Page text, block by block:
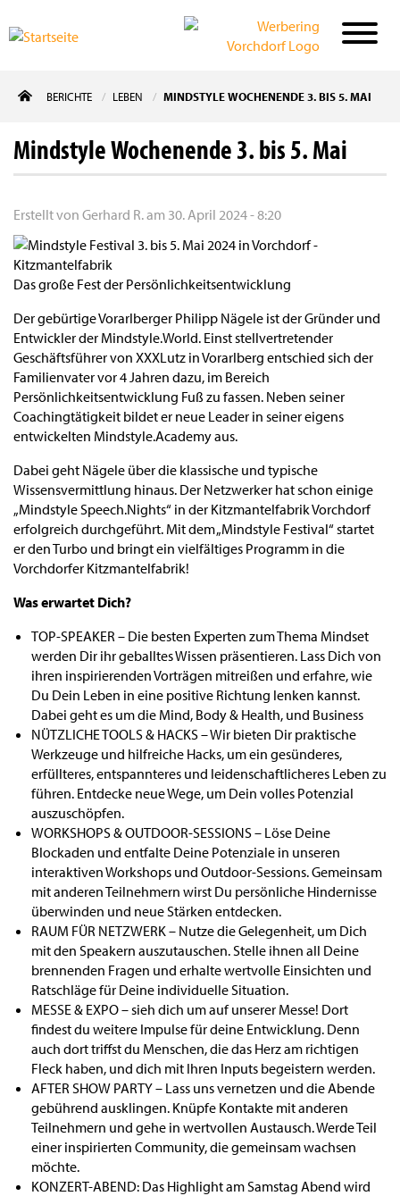
zum
BERICHTE LEBEN MINDSTYLE WOCHENENDE 3. BIS 5. MAI
Mindstyle Wochenende 3. bis 5. Mai
Erstellt von Gerhard R.am 30. April 2024 - 8:20
Das große Fest der Persönlichkeitsentwicklung
Der gebürtige Vorarlberger Philipp Nägele ist der Gründer und
Entwickler der Mindstyle.World. Einst stellvertretender
Geschäftsführer von XXXLutz in Vorarlberg entschied sich der
Familienvater vor 4 Jahren dazu, im Bereich
Persönlichkeitsentwicklung Fuß zu fassen. Neben seiner
Coachingtätigkeit bildet er neue Leader in seiner eigens
entwickelten Mindstyle.Academy aus.
Dabei geht Nägele über die klassische und typische
Wissensvermittlung hinaus. Der Netzwerker hat schon einige
„Mindstyle Speech.Nights“ in der Kitzmantelfabrik Vorchdorf
erfolgreich durchgeführt. Mit dem „Mindstyle Festival“ startet
er den Turbo und bringt ein vielfältiges Programm in die
Vorchdorfer Kitzmantelfabrik!
Was erwartet Dich?
TOP-SPEAKER – Die besten Experten zum Thema Mindset
werden Dir ihr geballtes Wissen präsentieren. Lass Dich von
ihren inspirierenden Vorträgen mitreißen und erfahre, wie
Du Dein Leben in eine positive Richtung lenken kannst.
Dabei geht es um die Mind, Body & Health, und Business
NÜTZLICHE TOOLS & HACKS – Wir bieten Dir praktische
Werkzeuge und hilfreiche Hacks, um ein gesünderes,
erfüllteres, entspannteres und leidenschaftlicheres Leben zu
führen. Entdecke neue Wege, um Dein volles Potenzial
auszuschöpfen.
WORKSHOPS & OUTDOOR-SESSIONS – Löse Deine
Blockaden und entfalte Deine Potenziale in unseren
interaktiven Workshops und Outdoor-Sessions. Gemeinsam
mit anderen Teilnehmern wirst Du persönliche Hindernisse
überwinden und neue Stärken entdecken.
RAUM FÜR NETZWERK – Nutze die Gelegenheit, um Dich
mit den Speakern auszutauschen. Stelle ihnen all Deine
brennenden Fragen und erhalte wertvolle Einsichten und
Ratschläge für Deine individuelle Situation.
MESSE & EXPO – sieh dich um auf unserer Messe! Dort
findest du weitere Impulse für deine Entwicklung. Denn
auch dort triffst du Menschen, die das Herz am richtigen
Fleck haben, und dich mit Ihren Inputs begeistern werden.
AFTER SHOW PARTY – Lass uns vernetzen und die Abende
gebührend ausklingen. Knüpfe Kontakte mit anderen
Teilnehmern und gehe in wertvollen Austausch. Werde Teil
einer inspirierten Community, die gemeinsam wachsen
möchte.
KONZERT-ABEND: Das Highlight am Samstag Abend wird